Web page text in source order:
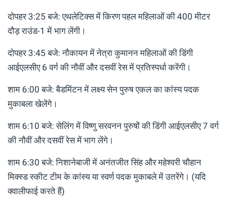
दोपहर 3:25 बजे: एथलेटिक्स में किरण पहल महिलाओं की 400 मीटर
दौड़ राउंड-1 में भाग लेंगी।
दोपहर 3:45 बजे: नौकायन में नेत्रा कुमानन महिलाओं की डिंगी
आईएलसीए 6 वर्ग की नौवीं और दसवीं रेस में प्रतिस्पर्धा करेंगी।
शाम 6:00 बजे: बैडमिंटन में लक्ष्य सेन पुरुष एकल का कांस्य पदक
मुकाबला खेलेंगे।
शाम 6:10 बजे: सेलिंग में विष्णु सरवनन पुरुषों की डिंगी आईएलसीए 7 वर्ग
की नौवीं और दसवीं रेस में भाग लेंगे।
शाम 6:30 बजे: निशानेबाजी में अनंतजीत सिंह और महेश्वरी चौहान
मिक्स्ड स्कीट टीम के कांस्य या स्वर्ण पदक मुकाबले में उतरेंगे। (यदि
क्वालीफाई करते हैं)